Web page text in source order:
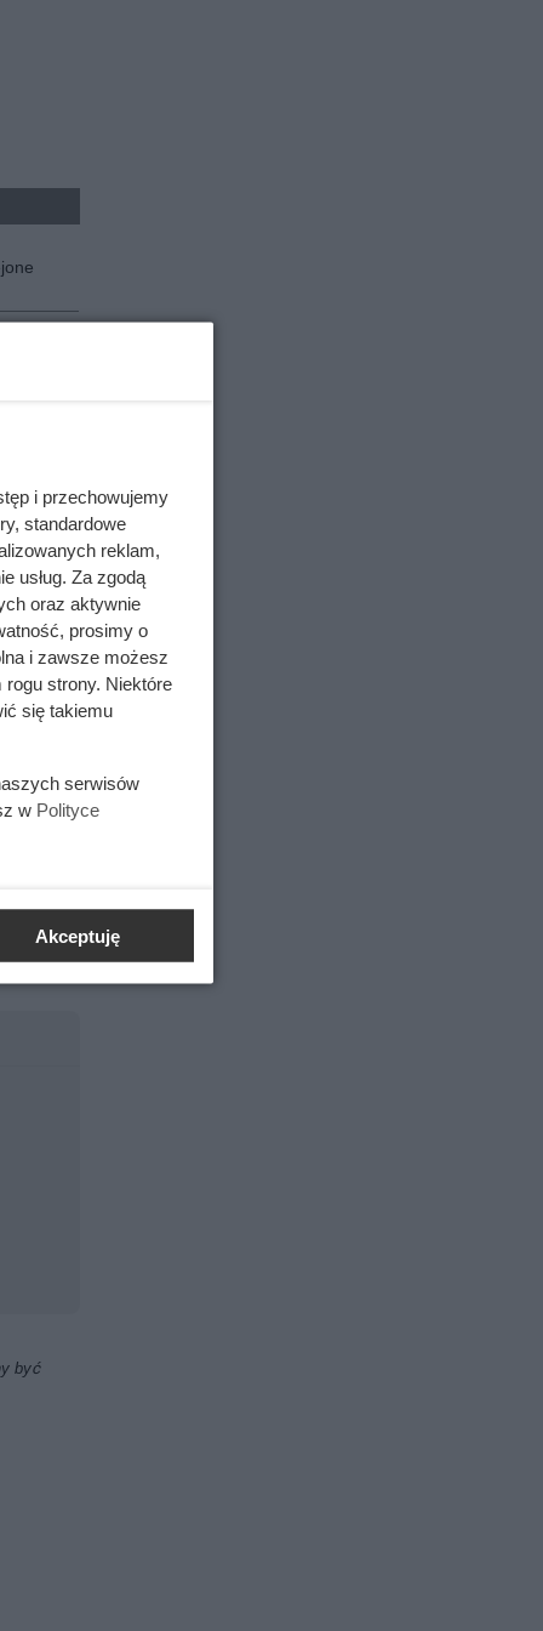
tapeta
być
i przechowujemy
standardowe
reklam,
usług. Za zgodą
oraz aktywnie
prosimy o
i zawsze możesz
strony. Niektóre
się takiemu
serwisów
w Polityce
Akceptuję